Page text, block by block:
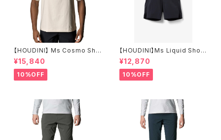
【HOUDINI】 Ms Cosmo Shir
t¥15,840
10%OFF
【HOUDINI】Ms Liquid Short
s
¥12,870
10%OFF